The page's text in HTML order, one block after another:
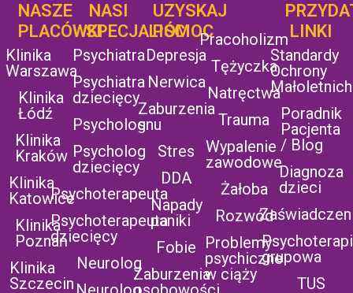
NASZE
PLACÓWKI
Klinika
Warszawa
Klinika
Łódź
Klinika
Kraków
Klinika
Katowice
Klinika
Poznań
Klinika
Szczecin
NASI
SPECJALIŚCI
Psychiatra
Psychiatra
dziecięcy
Psycholog
Psycholog
dziecięcy
Psychoterapeuta
Psychoterapeuta
dziecięcy
Neurolog
UZYSKAJ
POMOC
Depresja
Nerwica
Zaburzenia
snu
Stres
DDA
Napady
paniki
Fobie
Zaburzenia
UZYSKAJ
POMOC
Pracoholizm
Tężyczka
Natręctwa
Trauma
Wypalenie
zawodowe
Żałoba
Rozwód
Problemy
psychiczne
w ciąży
LINKI
Standardy
Ochrony
Małoletnich
Poradnik
Pacjenta
/ Blog
Diagnoza
dzieci
grupowa
TUS